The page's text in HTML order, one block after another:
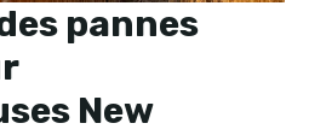
pannes
New